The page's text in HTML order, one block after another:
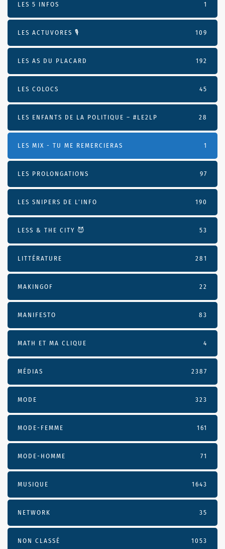
LES 5 INFOS 1
LES ACTUVORES 🎙 109
LES AS DU PLACARD 192
LES COLOCS 45
LES ENFANTS DE LA POLITIQUE – #LE2LP 28
LES MIX - TU ME REMERCIERAS 1
LES PROLONGATIONS 97
LES SNIPERS DE L’INFO 190
LESS & THE CITY 😈 53
LITTÉRATURE 281
MAKINGOF 22
MANIFESTO 83
MATH ET MA CLIQUE 4
MÉDIAS 2387
MODE 323
MODE-FEMME 161
MODE-HOMME 71
MUSIQUE 1643
NETWORK 35
NON CLASSÉ 1053